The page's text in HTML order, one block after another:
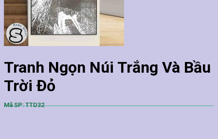
Tranh Ngọn Núi Trắng Và Bầu
Trời Đỏ
Mã SP: TTD32